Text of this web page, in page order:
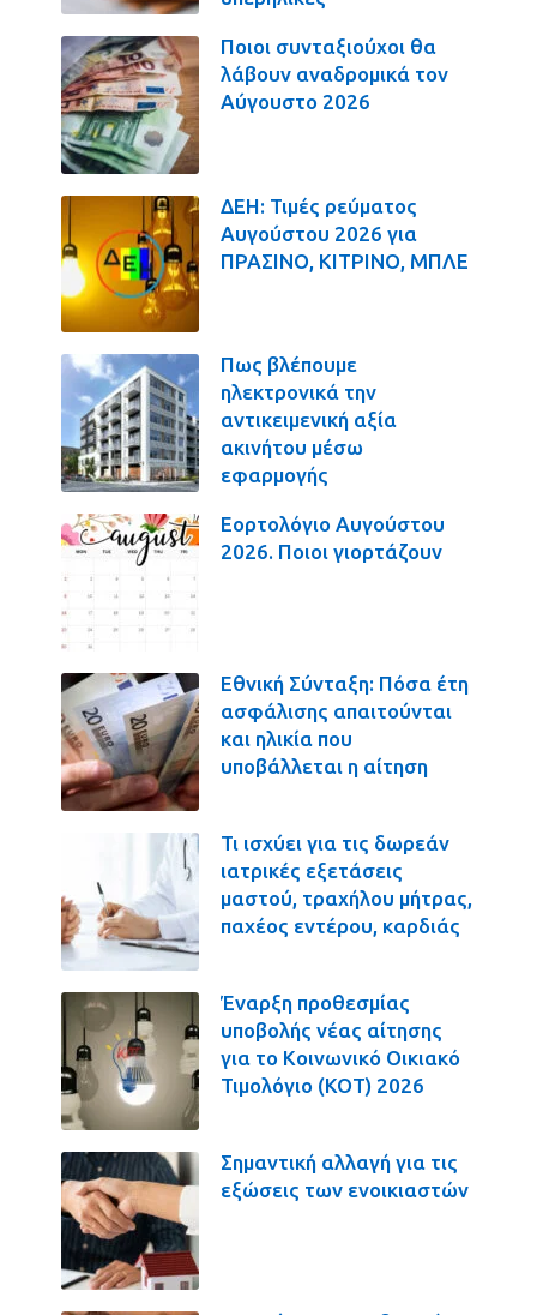
Ποιοι συνταξιούχοι θα
λάβουν αναδρομικά τον
Αύγουστο 2026
ΔΕΗ: Τιμές ρεύματος
Αυγούστου 2026 για
ΠΡΑΣΙΝΟ, ΚΙΤΡΙΝΟ, ΜΠΛΕ
Πως βλέπουμε
ηλεκτρονικά την
αντικειμενική αξία
ακινήτου μέσω
εφαρμογής
Εορτολόγιο Αυγούστου
2026. Ποιοι γιορτάζουν
Εθνική Σύνταξη: Πόσα έτη
ασφάλισης απαιτούνται
και ηλικία που
υποβάλλεται η αίτηση
Τι ισχύει για τις δωρεάν
ιατρικές εξετάσεις
μαστού, τραχήλου μήτρας,
παχέος εντέρου, καρδιάς
Έναρξη προθεσμίας
υποβολής νέας αίτησης
για το Κοινωνικό Οικιακό
Τιμολόγιο (ΚΟΤ) 2026
Σημαντική αλλαγή για τις
εξώσεις των ενοικιαστών